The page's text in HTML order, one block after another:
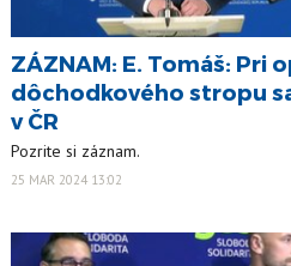
ZÁZNAM: E. Tomáš: Pri
dôchodkového stropu
v ČR
Pozrite si záznam.
25 MAR 2024 13:02